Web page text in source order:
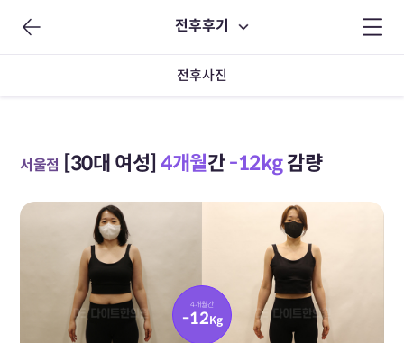
전후후기
전후사진
서울점 [30대 여성]4개월간-12kg감량
4개월간
-12Kg